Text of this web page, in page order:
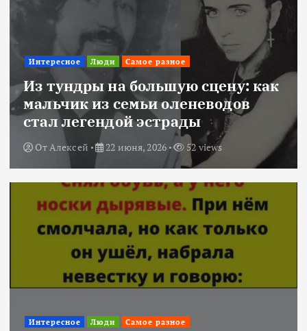
Интересное Люди Самое разное
Из тундры на большую сцену: как
мальчик из семьи оленеводов
стал легендой эстрады
От Алексей 22 июня, 2026 52 views
Интересное Люди Самое разное